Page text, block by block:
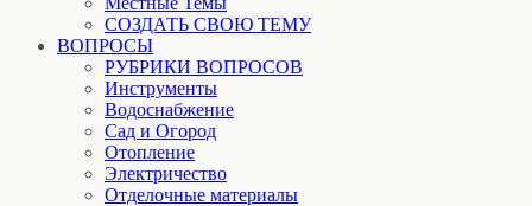
СОЗДАТЬ СВОЮ ТЕМУ
ВОПРОСЫ
РУБРИКИ ВОПРОСОВ
Инструменты
Водоснабжение
Сад и Огород
Отопление
Электричество
Отделочные материалы